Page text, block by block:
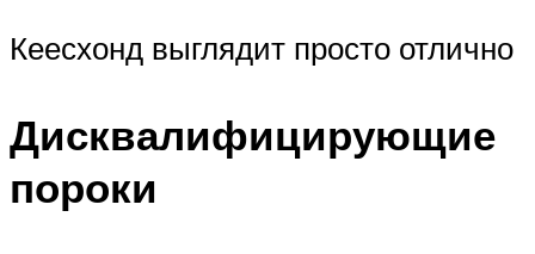
Кеесхонд выглядит просто отлично
Дисквалифицирующие
пороки